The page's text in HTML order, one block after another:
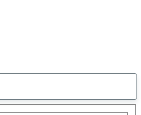
找
到